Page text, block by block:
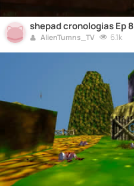
shepad cronologias Ep 8
AlienTumns_TV 6.1k